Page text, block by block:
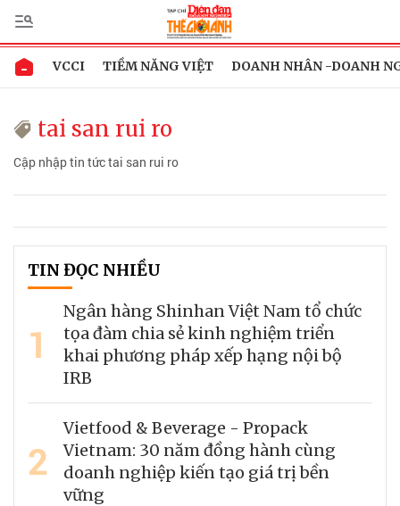
VCCI TIỀM NĂNG VIỆT DOANH NHÂN -DOANH
tai san rui ro
Cập nhập tin tức tai san rui ro
TIN ĐỌC NHIỀU
1
Ngân hàng Shinhan Việt Nam tổ chức
tọa đàm chia sẻ kinh nghiệm triển
khai phương pháp xếp hạng nội bộ
IRB
2
Vietfood & Beverage - Propack
Vietnam: 30 năm đồng hành cùng
doanh nghiệp kiến tạo giá trị bền
vững